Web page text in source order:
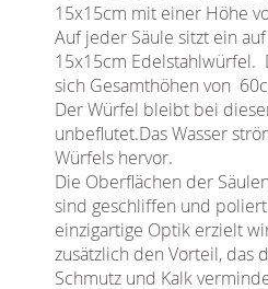
15x15cm mit einer Höhe
Auf jeder Säule sitzt ein
15x15cm Edelstahlwürfel.
sich Gesamthöhen von
Der Würfel bleibt bei
unbeflutet.Das Wasser
Würfels hervor.
Die Oberflächen der
sind geschliffen und
einzigartige Optik erzielt
zusätzlich den Vorteil, das
Schmutz und Kalk